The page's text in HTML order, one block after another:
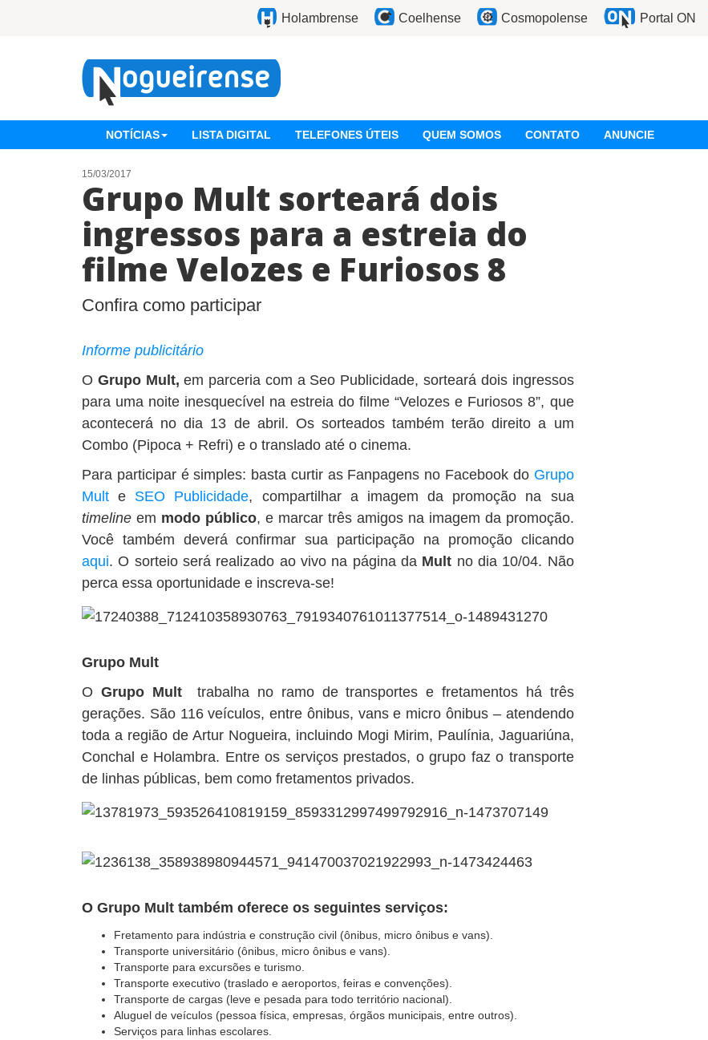
Holambrense Coelhense Cosmopolense Portal ON
NOTÍCIAS LISTA DIGITAL TELEFONES ÚTEIS QUEM SOMOS CONTATO ANUNCIE
15/03/2017
Grupo Mult sorteará dois
ingressos para a estreia do
filme Velozes e Furiosos 8
Confira como participar
Informe publicitário
O Grupo Mult, em parceria com a Seo Publicidade, sorteará dois ingressos
para uma noite inesquecível na estreia do filme “Velozes e Furiosos 8”, que
acontecerá no dia 13 de abril. Os sorteados também terão direito a um
Combo (Pipoca + Refri) e o translado até o cinema.
Para participar é simples: basta curtir as Fanpagens no Facebook do Grupo
Mult e SEO Publicidade, compartilhar a imagem da promoção na sua
timeline em modo público, e marcar três amigos na imagem da promoção.
Você também deverá confirmar sua participação na promoção clicando
aqui. O sorteio será realizado ao vivo na página da Mult no dia 10/04. Não
perca essa oportunidade e inscreva-se!
Grupo Mult
O Grupo Multtrabalha no ramo de transportes e fretamentos há três
gerações. São 116 veículos, entre ônibus, vans e micro ônibus – atendendo
toda a região de Artur Nogueira, incluindo Mogi Mirim, Paulínia, Jaguariúna,
Conchal e Holambra. Entre os serviços prestados, o grupo faz o transporte
de linhas públicas, bem como fretamentos privados.
O Grupo Mult também oferece os seguintes serviços:
Fretamento para indústria e construção civil (ônibus, micro ônibus e vans).
Transporte universitário (ônibus, micro ônibus e vans).
Transporte para excursões e turismo.
Transporte executivo (traslado e aeroportos, feiras e convenções).
Transporte de cargas (leve e pesada para todo território nacional).
Aluguel de veículos (pessoa física, empresas, órgãos municipais, entre outros).
Serviços para linhas escolares.